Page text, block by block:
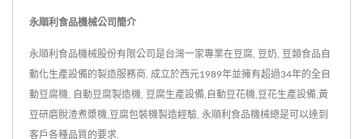
永順利食品機械公司簡介
永順利食品機械股份有限公司是台灣一家專業在豆腐, 豆奶, 豆類食品自
動化生產設備的製造服務商. 成立於西元1989年並擁有超過34年的全自
動豆腐機, 自動豆腐製造機, 豆腐生產設備,自動豆花機,豆花生產設備,黃
豆研磨脫渣煮漿機,豆腐包裝機製造經驗, 永順利食品機械總是可以達到
客戶各種品質的要求.